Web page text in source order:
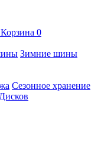
Корзина 0
Зимние шины
Сезонное хранение